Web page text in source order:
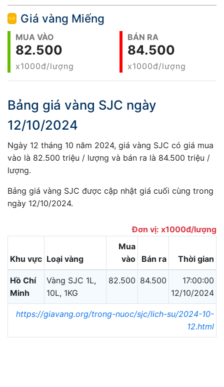
Giá vàng Miếng
MUA VÀO
82.500
x1000đ/lượng
BÁN RA
84.500
x1000đ/lượng
Bảng giá vàng SJC ngày
12/10/2024
Ngày 12 tháng 10 năm 2024, giá vàng SJC có giá mua
vào là 82.500 triệu / lượng và bán ra là 84.500 triệu /
lượng.
Bảng giá vàng SJC được cập nhật giá cuối cùng trong
ngày 12/10/2024.
Đơn vị: x1000đ/lượng
Khu vực Loại vàng
Mua
vào
Bán ra Thời gian
Hồ Chí
Minh
Vàng SJC 1L,
10L, 1KG
82.500 84.500
17:00:00
12/10/2024
https://giavang.org/trong-nuoc/sjc/lich-su/2024-10-
12.html